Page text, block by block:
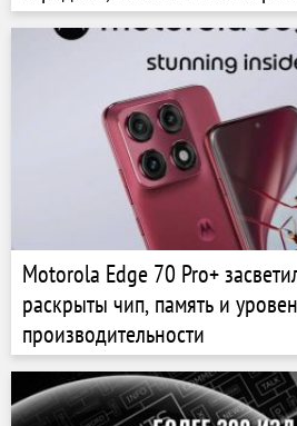
телеобъективом
Motorola Edge 70 Pro+
раскрыты чип, память и
производительности